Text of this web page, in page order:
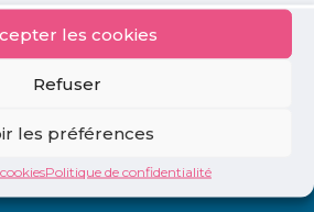
les cookies
Refuser
les préférences
Politique de confidentialité